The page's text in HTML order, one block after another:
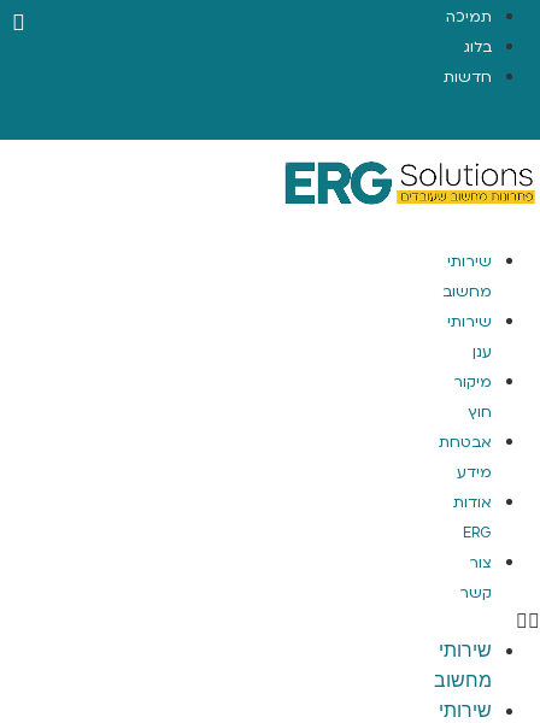
תמיכה
בלוג
חדשות
שירותי
מחשוב
שירותי
ענן
מיקור
חוץ
אבטחת
מידע
אודות
ERG
צור
קשר
שירותי
מחשוב
שירותי